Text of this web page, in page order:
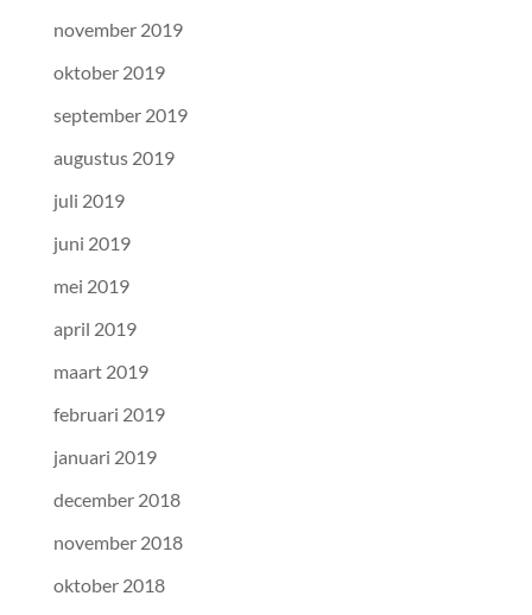
november 2019
oktober 2019
september 2019
augustus 2019
juli 2019
juni 2019
mei 2019
april 2019
maart 2019
februari 2019
januari 2019
december 2018
november 2018
oktober 2018